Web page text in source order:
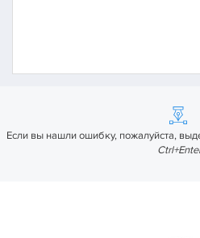
Если вы нашли ошибку, пожалуйста,